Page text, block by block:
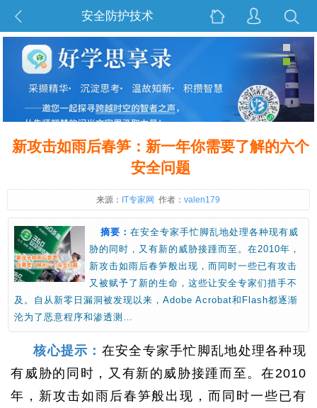
安全防护技术
新攻击如雨后春笋：新一年你需要了解的六个
安全问题
来源： IT专家网 作者：valen179
摘要： 在安全专家手忙脚乱地处理各种现有威
胁的同时，又有新的威胁接踵而至。在2010年，
新攻击如雨后春笋般出现，而同时一些已有攻击
又被赋予了新的生命，这些让安全专家们措手不
及。自从新零日漏洞被发现以来，Adobe Acrobat和Flash都逐渐
沦为了恶意程序和渗透测…
核心提示： 在安全专家手忙脚乱地处理各种现
有威胁的同时，又有新的威胁接踵而至。在2010
年，新攻击如雨后春笋般出现，而同时一些已有